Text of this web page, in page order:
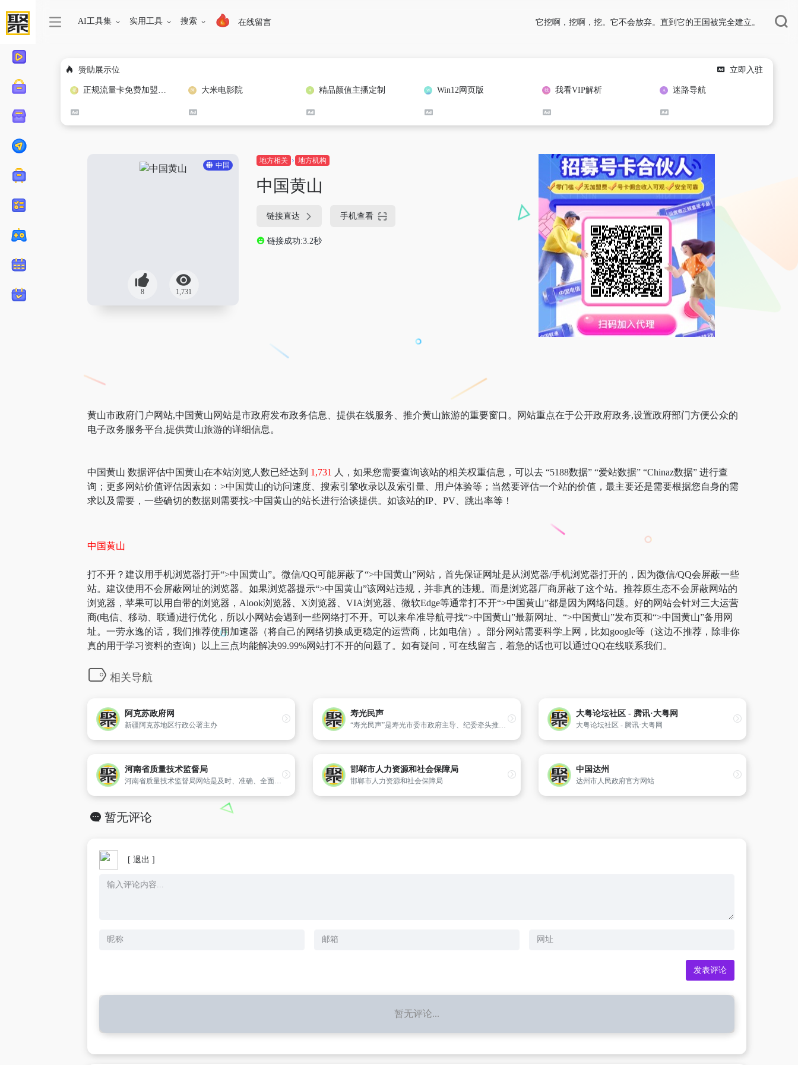
AI工具集 实用工具 搜索 在线留言 它挖啊，挖啊，挖。它不会放弃。直到它的王国被完全建立。
赞助展示位 立即入驻
正规流量卡免费加盟合作 大米电影院 精品颜值主播定制 Win12网页版 我看VIP解析 迷路导航
中国
8 1,731
地方相关 地方机构
中国黄山
链接直达 手机查看
链接成功:3.2秒
黄山市政府门户网站,中国黄山网站是市政府发布政务信息、提供在线服务、推介黄山旅游的重要窗口。网站重点在于公开政府政务,设置政府部门方便公众的
电子政务服务平台,提供黄山旅游的详细信息。
中国黄山 数据评估中国黄山在本站浏览人数已经达到 1,731 人，如果您需要查询该站的相关权重信息，可以去 “5188数据” “爱站数据” “Chinaz数据” 进行查
询；更多网站价值评估因素如：>中国黄山的访问速度、搜索引擎收录以及索引量、用户体验等；当然要评估一个站的价值，最主要还是需要根据您自身的需
求以及需要，一些确切的数据则需要找>中国黄山的站长进行洽谈提供。如该站的IP、PV、跳出率等！
中国黄山
打不开？建议用手机浏览器打开“>中国黄山”。微信/QQ可能屏蔽了“>中国黄山”网站，首先保证网址是从浏览器/手机浏览器打开的，因为微信/QQ会屏蔽一些
站。建议使用不会屏蔽网址的浏览器。如果浏览器提示“>中国黄山”该网站违规，并非真的违规。而是浏览器厂商屏蔽了这个站。推荐原生态不会屏蔽网站的
浏览器，苹果可以用自带的浏览器，Alook浏览器、X浏览器、VIA浏览器、微软Edge等通常打不开“>中国黄山”都是因为网络问题。好的网站会针对三大运营
商(电信、移动、联通)进行优化，所以小网站会遇到一些网络打不开。可以来牟准导航寻找“>中国黄山”最新网址、“>中国黄山”发布页和“>中国黄山”备用网
址。一劳永逸的话，我们推荐使用加速器（将自己的网络切换成更稳定的运营商，比如电信）。部分网站需要科学上网，比如google等（这边不推荐，除非你
真的用于学习资料的查询）以上三点均能解决99.99%网站打不开的问题了。如有疑问，可在线留言，着急的话也可以通过QQ在线联系我们。
相关导航
阿克苏政府网
新疆阿克苏地区行政公署主办
寿光民声
“寿光民声”是寿光市委市政府主导、纪委牵头推进、部门协作联动、群众广泛参与的一个综合性网络监督服务平台,创建于2008年11月,是我市坚持以人为本、执政为民服务理念,创新社会管理和监督机制的生动实践。“寿光民声”共设置我要提问、我要举报、热点督办、行风热线、廉政教育、派驻巡查、民声视频、图说民生
大粤论坛社区 - 腾讯·大粤网
大粤论坛社区 - 腾讯·大粤网
河南省质量技术监督局
河南省质量技术监督局网站是及时、准确、全面地发布质量监督信息,为企业机构提供完善、周到、便捷的在线办事服务,向社会公众展现平等、务实、高效的互动平台。河南省质量技术监督局网站目前设有政务、服务、互动、处室四个频道。
邯郸市人力资源和社会保障局
邯郸市人力资源和社会保障局
中国达州
达州市人民政府官方网站
暂无评论
[ 退出 ]
暂无评论...